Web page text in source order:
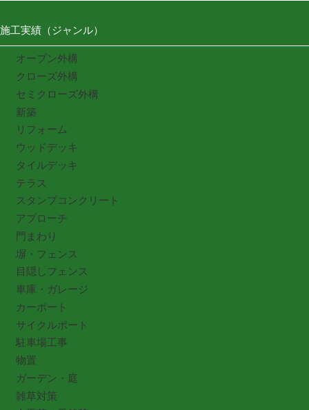
施工実績（ジャンル）
オープン外構
クローズ外構
セミクローズ外構
新築
リフォーム
ウッドデッキ
タイルデッキ
テラス
スタンプコンクリート
アプローチ
門まわり
塀・フェンス
目隠しフェンス
車庫・ガレージ
カーポート
サイクルポート
駐車場工事
物置
ガーデン・庭
雑草対策